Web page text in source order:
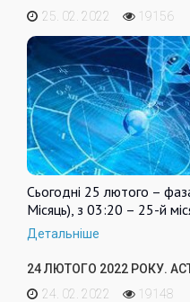
25. 02. 2022
19156
Сьогодні 25 лютого –
Місяць), з 03:20 – 25-й
Детальніше
24 ЛЮТОГО 2022 РОКУ.
24. 02. 2022
19148